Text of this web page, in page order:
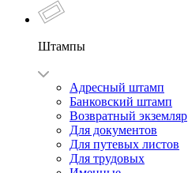
Штампы
Адресный штамп
Банковский штамп
Возвратный экземляр
Для документов
Для путевых листов
Для трудовых